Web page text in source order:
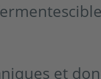
et